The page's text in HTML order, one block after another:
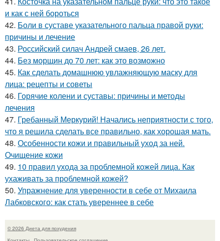
и как с ней бороться
42. Боли в суставе указательного пальца правой руки:
причины и лечение
43. Российский силач Андрей смаев, 26 лет.
44. Без морщин до 70 лет: как это возможно
45. Как сделать домашнюю увлажняющую маску для
лица: рецепты и советы
46. Горячие колени и суставы: причины и методы
лечения
47. Гребанный Меркурий! Начались неприятности с того,
что я решила сделать все правильно, как хорошая мать.
48. Особенности кожи и правильный уход за ней.
Очищение кожи
49. 10 правил ухода за проблемной кожей лица. Как
ухаживать за проблемной кожей?
50. Упражнение для уверенности в себе от Михаила
Лабковского: как стать увереннее в себе
© 2026 Диета для похудения